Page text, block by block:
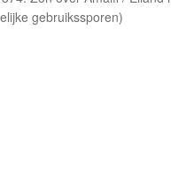
gebruikssporen)